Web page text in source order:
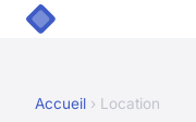
Accueil › Location